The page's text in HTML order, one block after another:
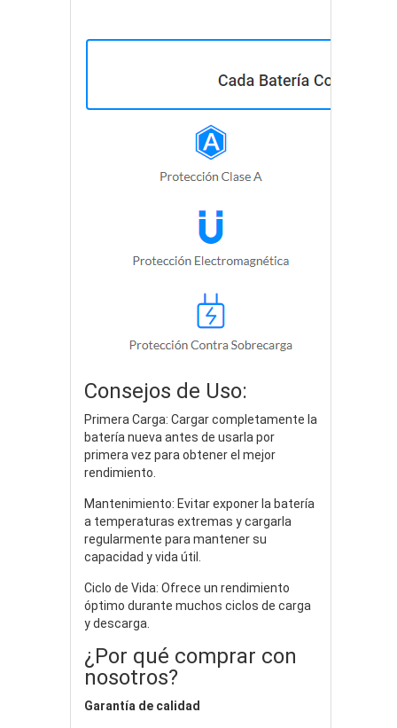
Consejos de Uso:
Primera Carga: Cargar completamente la
batería nueva antes de usarla por
primera vez para obtener el mejor
rendimiento.
Mantenimiento: Evitar exponer la batería
a temperaturas extremas y cargarla
regularmente para mantener su
capacidad y vida útil.
Ciclo de Vida: Ofrece un rendimiento
óptimo durante muchos ciclos de carga
y descarga.
¿Por qué comprar con
nosotros?
Garantía de calidad